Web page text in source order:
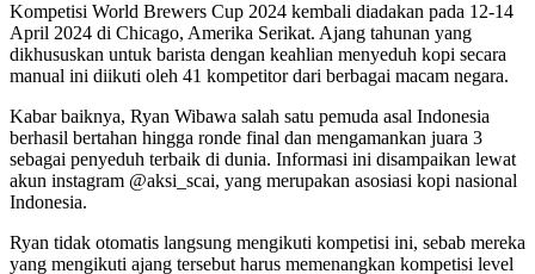
Kompetisi World Brewers Cup 2024 kembali diadakan pada 12-14
April 2024 di Chicago, Amerika Serikat. Ajang tahunan yang
dikhususkan untuk barista dengan keahlian menyeduh kopi secara
manual ini diikuti oleh 41 kompetitor dari berbagai macam negara.
Kabar baiknya, Ryan Wibawa salah satu pemuda asal Indonesia
berhasil bertahan hingga ronde final dan mengamankan juara 3
sebagai penyeduh terbaik di dunia. Informasi ini disampaikan lewat
akun instagram @aksi_scai, yang merupakan asosiasi kopi nasional
Indonesia.
Ryan tidak otomatis langsung mengikuti kompetisi ini, sebab mereka
yang mengikuti ajang tersebut harus memenangkan kompetisi level